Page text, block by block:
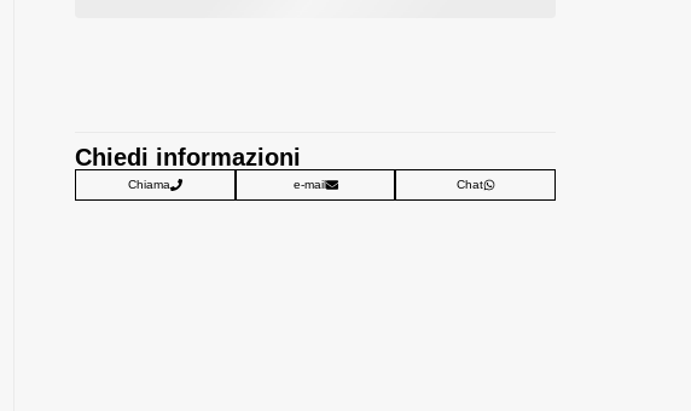
Chiedi informazioni
Chiama e-mail Chat